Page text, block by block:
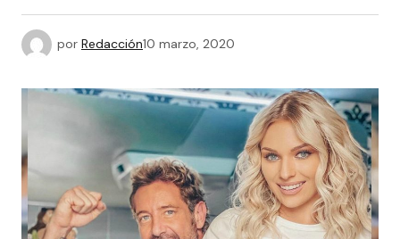
por Redacción10 marzo, 2020